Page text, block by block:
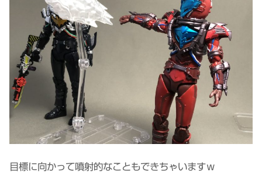
目標に向かって噴射的なこともできちゃいますｗ